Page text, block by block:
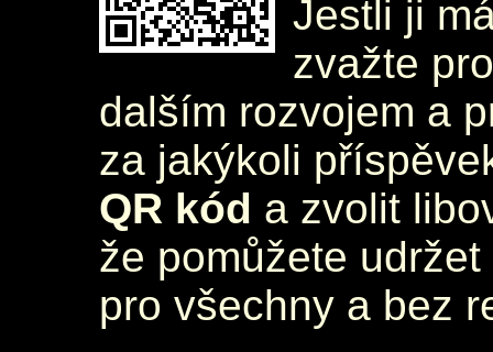
Jestli ji
zvažte
dalším rozvojem a
za jakýkoli
QR kód a zvolit
že pomůžete
pro všechny a bez